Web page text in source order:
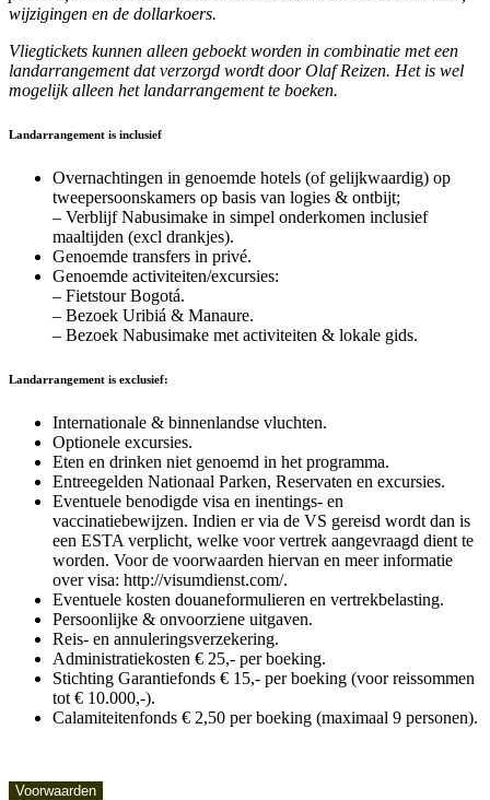
wijzigingen en de dollarkoers.
Vliegtickets kunnen alleen geboekt worden in combinatie met een
landarrangement dat verzorgd wordt door Olaf Reizen. Het is wel
mogelijk alleen het landarrangement te boeken.
Landarrangement is inclusief
Overnachtingen in genoemde hotels (of gelijkwaardig) op
tweepersoonskamers op basis van logies & ontbijt;
– Verblijf Nabusimake in simpel onderkomen inclusief
maaltijden (excl drankjes).
Genoemde transfers in privé.
Genoemde activiteiten/excursies:
– Fietstour Bogotá.
– Bezoek Uribiá & Manaure.
– Bezoek Nabusimake met activiteiten & lokale gids.
Landarrangement is exclusief:
Internationale & binnenlandse vluchten.
Optionele excursies.
Eten en drinken niet genoemd in het programma.
Entreegelden Nationaal Parken, Reservaten en excursies.
Eventuele benodigde visa en inentings- en
vaccinatiebewijzen. Indien er via de VS gereisd wordt dan is
een ESTA verplicht, welke voor vertrek aangevraagd dient te
worden. Voor de voorwaarden hiervan en meer informatie
over visa: http://visumdienst.com/.
Eventuele kosten douaneformulieren en vertrekbelasting.
Persoonlijke & onvoorziene uitgaven.
Reis- en annuleringsverzekering.
Administratiekosten € 25,- per boeking.
Stichting Garantiefonds € 15,- per boeking (voor reissommen
tot € 10.000,-).
Calamiteitenfonds € 2,50 per boeking (maximaal 9 personen).
Voorwaarden